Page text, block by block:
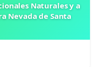
Naturales y a
Nevada de Santa